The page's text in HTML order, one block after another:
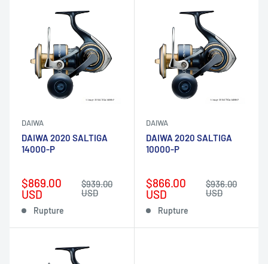
DAIWA
DAIWA 2020 SALTIGA
14000-P
Prix
réduit
$869.00
USD
Prix
normal
$939.00
USD
Rupture
DAIWA
DAIWA 2020 SALTIGA
10000-P
Prix
réduit
$866.00
USD
Prix
normal
$936.00
USD
Rupture